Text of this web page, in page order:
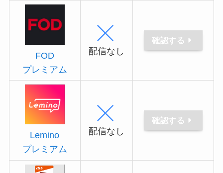
FOD
プレミアム
配信なし
確認する
Lemino
プレミアム
配信なし
確認する